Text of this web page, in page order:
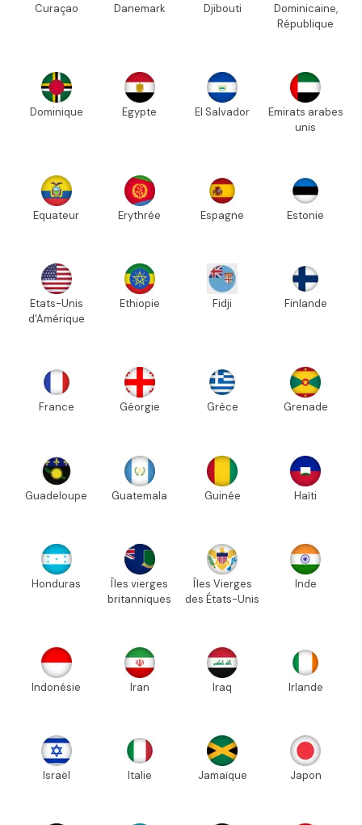
Curaçao Danemark Djibouti
Dominicaine,
République
Dominique Egypte El Salvador
Emirats arabes
unis
Equateur Erythrée Espagne Estonie
Etats-Unis
d'Amérique
Ethiopie Fidji Finlande
France Géorgie Grèce Grenade
Guadeloupe Guatemala Guinée Haïti
Honduras
Îles vierges
britanniques
Îles Vierges
des États-Unis
Inde
Indonésie Iran Iraq Irlande
Israël Italie Jamaïque Japon